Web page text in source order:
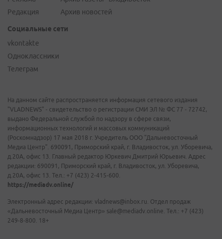
Редакция
Архив новостей
Социальные сети
vkontakte
Одноклассники
Телеграм
На данном сайте распространяется информация сетевого издания
"VLADNEWS" - свидетельство о регистрации СМИ ЭЛ № ФС 77 - 72742,
выдано Федеральной службой по надзору в сфере связи,
информационных технологий и массовых коммуникаций
(Роскомнадзор) 17 мая 2018 г. Учредитель ООО "Дальневосточный
Медиа Центр". 690091, Приморский край, г. Владивосток, ул. Уборевича,
д.20А, офис 13. Главный редактор Юркевич Дмитрий Юрьевич. Адрес
редакции: 690091, Приморский край, г. Владивосток, ул. Уборевича,
д.20А, офис 13. Тел.: +7 (423) 2-415-600.
https://mediadv.online/
Электронный адрес редакции: vladnews@inbox.ru. Отдел продаж
«Дальневосточный Медиа Центр» sale@mediadv.online. Тел.: +7 (423)
249-8-800. 18+